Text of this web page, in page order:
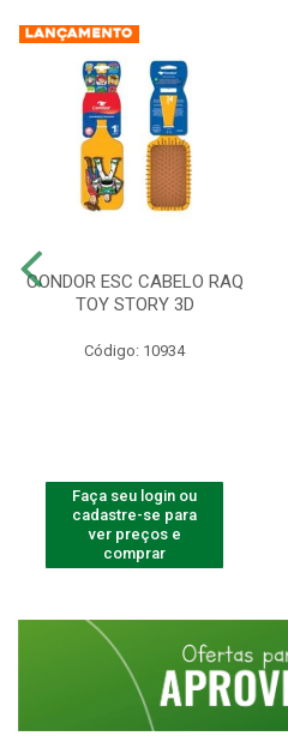
CONDOR ESC CABELO RAQ
TOY STORY 3D
Código: 10934
Faça seu login ou
cadastre-se para
ver preços e
comprar